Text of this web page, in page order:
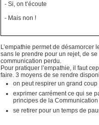
- Si, on t’écoute
- Mais non !
L’empathie permet de désamorcer
sans le prendre pour un rejet, de
communication perdu.
Pour pratiquer l’empathie, il faut
faire. 3 moyens de se rendre
on peut respirer un grand
exprimer carrément ce qui se
principes de la
se retirer pour un temps de